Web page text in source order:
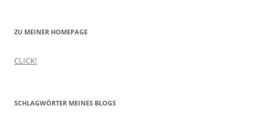
ZU MEINER HOMEPAGE
CLICK!
SCHLAGWÖRTER MEINES BLOGS